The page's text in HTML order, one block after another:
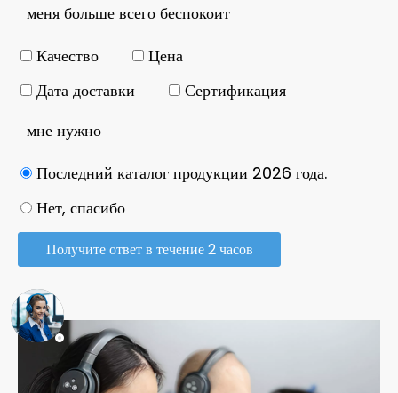
меня больше всего беспокоит
Качество
Цена
Дата доставки
Сертификация
мне нужно
Последний каталог продукции 2026 года.
Нет, спасибо
Получите ответ в течение 2 часов